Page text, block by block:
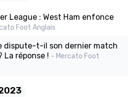
League : West Ham enfonce
Foot Anglais
dispute-t-il son dernier match
La réponse ! - Mercato Foot